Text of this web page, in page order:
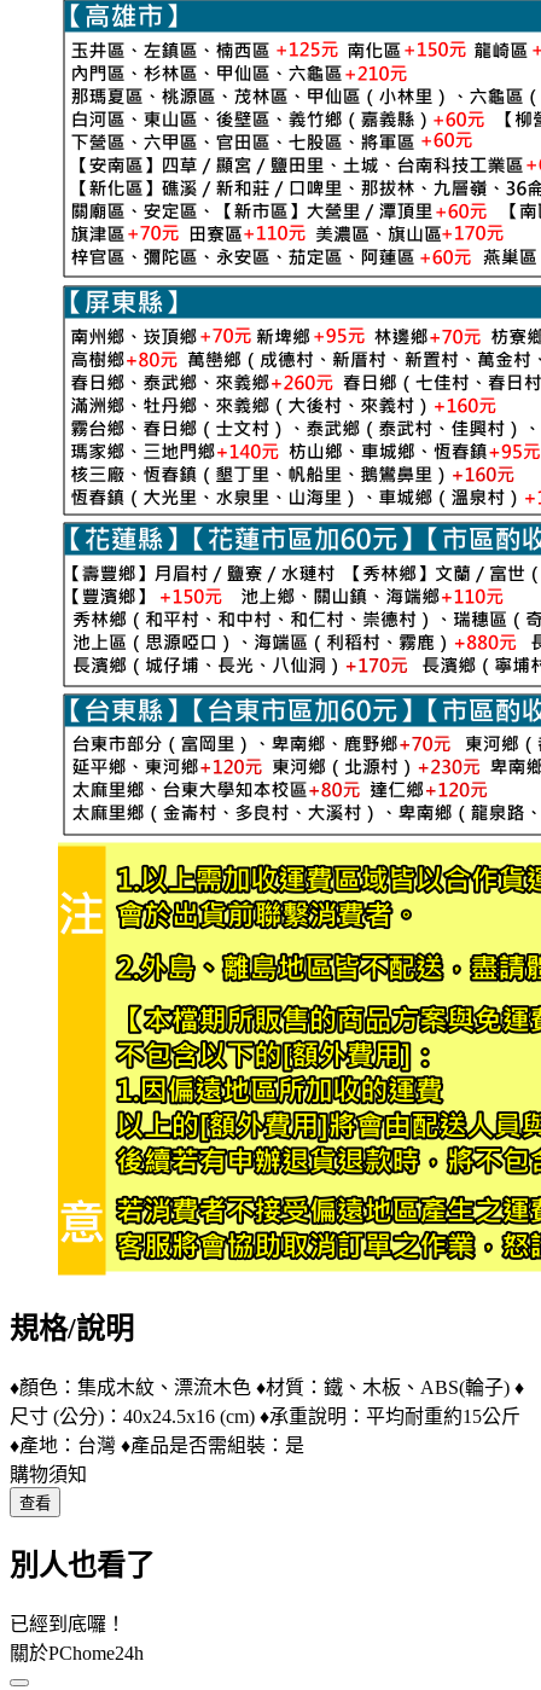
規格/說明
♦顏色：集成木紋、漂流木色 ♦材質：鐵、木板、ABS(輪子) ♦
尺寸 (公分)：40x24.5x16 (cm) ♦承重說明：平均耐重約15公斤
♦產地：台灣 ♦產品是否需組裝：是
購物須知
查看
別人也看了
已經到底囉！
關於PChome24h